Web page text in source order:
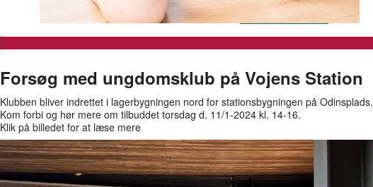
Forsøg med ungdomsklub på Vojens Station
Klubben bliver indrettet i lagerbygningen nord for stationsbygningen på Odinsplads.
Kom forbi og hør mere om tilbuddet torsdag d. 11/1-2024 kl. 14-16.
Klik på billedet for at læse mere